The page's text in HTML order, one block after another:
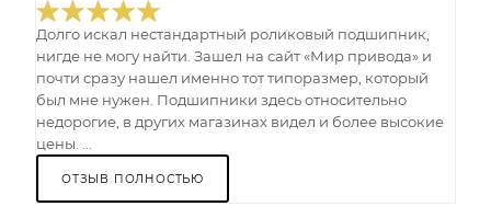
Долго искал нестандартный роликовый подшипник,
нигде не могу найти. Зашел на сайт «Мир привода» и
почти сразу нашел именно тот типоразмер, который
был мне нужен. Подшипники здесь относительно
недорогие, в других магазинах видел и более высокие
цены. ...
ОТЗЫВ ПОЛНОСТЬЮ